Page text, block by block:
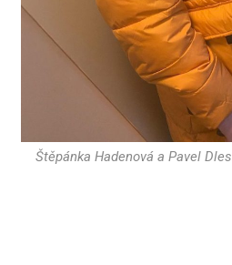
Štěpánka Hadenová a Pavel